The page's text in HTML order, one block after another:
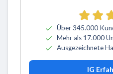
Über 345.000
Mehr als 17.000
Ausgezeichnete
IG